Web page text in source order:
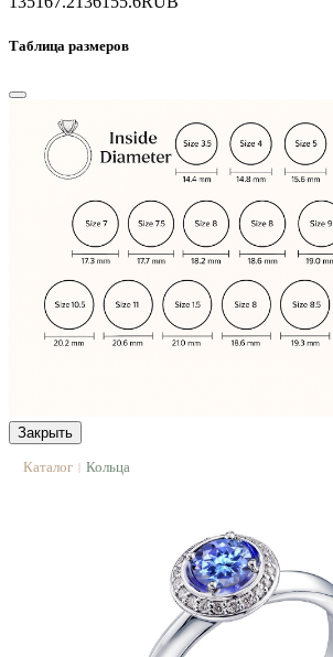
Таблица размеров
Закрыть
Каталог | Кольца